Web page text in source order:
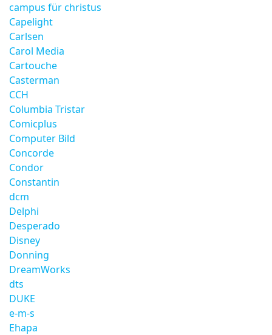
campus für christus
Capelight
Carlsen
Carol Media
Cartouche
Casterman
CCH
Columbia Tristar
Comicplus
Computer Bild
Concorde
Condor
Constantin
dcm
Delphi
Desperado
Disney
Donning
DreamWorks
dts
DUKE
e-m-s
Ehapa